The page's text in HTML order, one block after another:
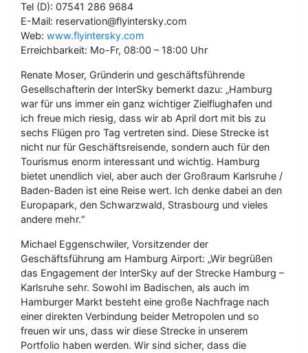
Tel (D): 07541 286 9684
E-Mail: reservation@flyintersky.com
Web: www.flyintersky.com
Erreichbarkeit: Mo-Fr, 08:00 – 18:00 Uhr
Renate Moser, Gründerin und geschäftsführende
Gesellschafterin der InterSky bemerkt dazu: „Hamburg
war für uns immer ein ganz wichtiger Zielflughafen und
ich freue mich riesig, dass wir ab April dort mit bis zu
sechs Flügen pro Tag vertreten sind. Diese Strecke ist
nicht nur für Geschäftsreisende, sondern auch für den
Tourismus enorm interessant und wichtig. Hamburg
bietet unendlich viel, aber auch der Großraum Karlsruhe /
Baden-Baden ist eine Reise wert. Ich denke dabei an den
Europapark, den Schwarzwald, Strasbourg und vieles
andere mehr.“
Michael Eggenschwiler, Vorsitzender der
Geschäftsführung am Hamburg Airport: „Wir begrüßen
das Engagement der InterSky auf der Strecke Hamburg –
Karlsruhe sehr. Sowohl im Badischen, als auch im
Hamburger Markt besteht eine große Nachfrage nach
einer direkten Verbindung beider Metropolen und so
freuen wir uns, dass wir diese Strecke in unserem
Portfolio haben werden. Wir sind sicher, dass die